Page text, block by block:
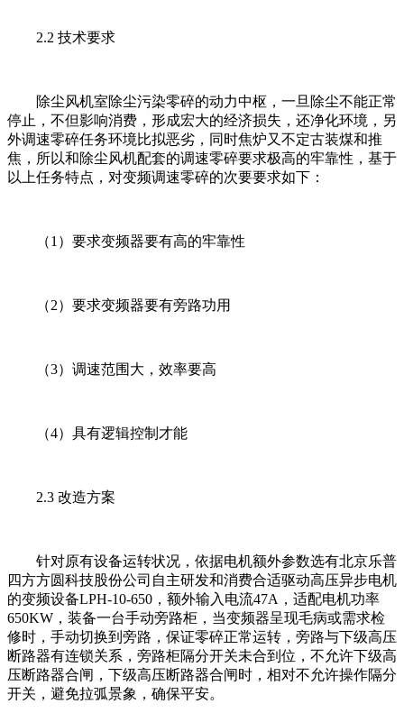
2.2 技术要求
除尘风机室除尘污染零碎的动力中枢，一旦除尘不能正常
停止，不但影响消费，形成宏大的经济损失，还净化环境，另
外调速零碎任务环境比拟恶劣，同时焦炉又不定古装煤和推
焦，所以和除尘风机配套的调速零碎要求极高的牢靠性，基于
以上任务特点，对变频调速零碎的次要要求如下：
（1）要求变频器要有高的牢靠性
（2）要求变频器要有旁路功用
（3）调速范围大，效率要高
（4）具有逻辑控制才能
2.3 改造方案
针对原有设备运转状况，依据电机额外参数选有北京乐普
四方方圆科技股份公司自主研发和消费合适驱动高压异步电机
的变频设备LPH-10-650，额外输入电流47A，适配电机功率
650KW，装备一台手动旁路柜，当变频器呈现毛病或需求检
修时，手动切换到旁路，保证零碎正常运转，旁路与下级高压
断路器有连锁关系，旁路柜隔分开关未合到位，不允许下级高
压断路器合闸，下级高压断路器合闸时，相对不允许操作隔分
开关，避免拉弧景象，确保平安。